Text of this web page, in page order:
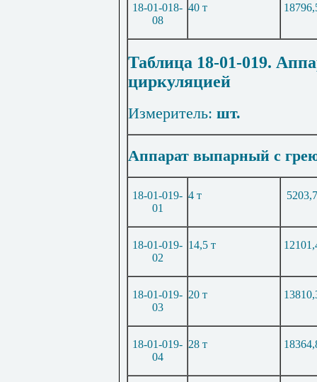
18-01-018-
08
40 т
Таблица 18-01-019.
циркуляцией
Измеритель: шт.
Аппарат выпарный с
18-01-019-
01
4 т
18-01-019-
02
14,5 т
18-01-019-
03
20 т
18-01-019-
04
28 т